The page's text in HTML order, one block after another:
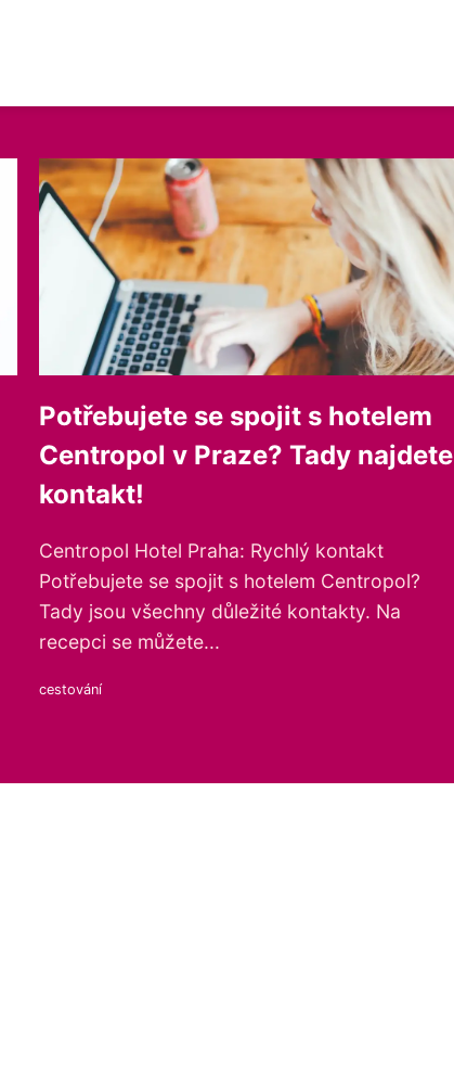
Potřebujete se spojit s hotelem
Centropol v Praze? Tady najdete
kontakt!
Centropol Hotel Praha: Rychlý kontakt
Potřebujete se spojit s hotelem Centropol?
Tady jsou všechny důležité kontakty. Na
recepci se můžete...
cestování